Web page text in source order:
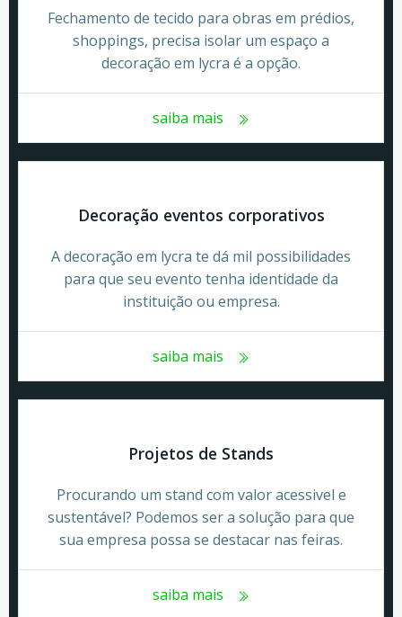
Fechamento de tecido para obras em prédios,
shoppings, precisa isolar um espaço a
decoração em lycra é a opção.
saiba mais
Decoração eventos corporativos
A decoração em lycra te dá mil possibilidades
para que seu evento tenha identidade da
instituição ou empresa.
saiba mais
Projetos de Stands
Procurando um stand com valor acessivel e
sustentável? Podemos ser a solução para que
sua empresa possa se destacar nas feiras.
saiba mais